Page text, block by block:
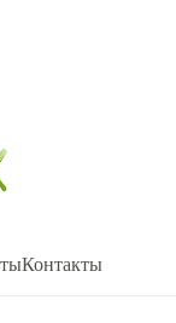
Контакты